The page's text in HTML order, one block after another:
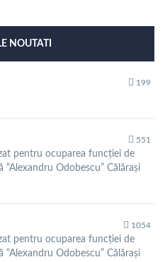
NOUTATI
199
551
pentru ocuparea funcției de
Odobescu” Călărași
1054
pentru ocuparea funcției de
Odobescu” Călărași